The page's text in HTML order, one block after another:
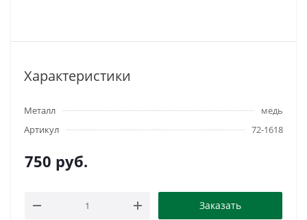
Характеристики
Металл
медь
Артикул
72-1618
750 руб.
Заказать